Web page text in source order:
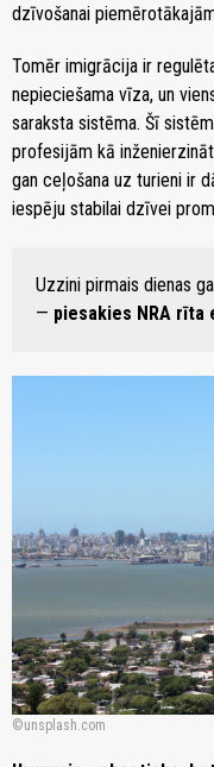
dzīvošanai
Tomēr imigrācija ir
nepieciešama vīza, un
saraksta sistēma. Šī
profesijām kā
gan ceļošana uz turieni ir
iespēju stabilai dzīvei
Uzzini pirmais dienas
— piesakies NRA rīta
unsplash.com